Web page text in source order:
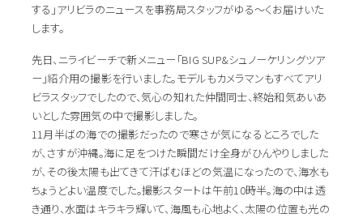
する」アリビラのニュースを事務局スタッフがゆる～くお届けいた
します。
先日、ニライビーチで新メニュー「BIG SUP&シュノーケリングツア
ー」紹介用の撮影を行いました。モデルもカメラマンもすべてアリ
ビラスタッフでしたので、気心の知れた仲間同士、終始和気あいあ
いとした雰囲気の中で撮影しました。
11月半ばの海での撮影だったので寒さが気になるところでした
が、さすが沖縄。海に足をつけた瞬間だけ全身がひんやりしました
が、その後太陽も出てきて汗ばむほどの気温になったので、海水も
ちょうどよい温度でした。撮影スタートは午前10時半。海の中は透
き通り、水面はキラキラ輝いて、海風も心地よく、太陽の位置も光の